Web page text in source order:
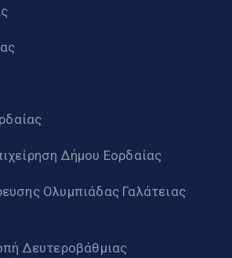
Δήμου Εορδαίας
Ολυμπιάδας Γαλάτειας
Δευτεροβάθμιας